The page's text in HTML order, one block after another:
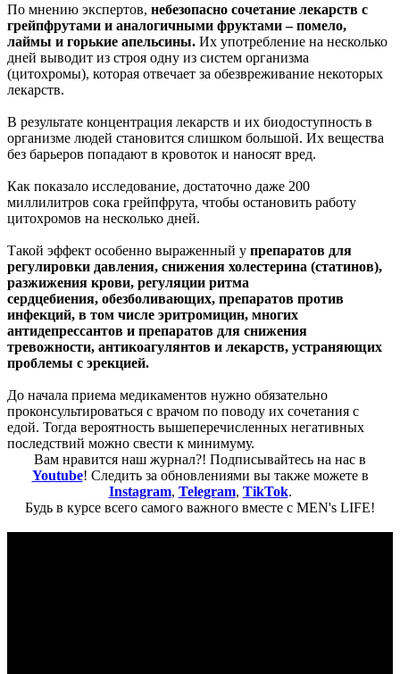
По мнению экспертов, небезопасно сочетание лекарств с
грейпфрутами и аналогичными фруктами – помело,
лаймы и горькие апельсины. Их употребление на несколько
дней выводит из строя одну из систем организма
(цитохромы), которая отвечает за обезвреживание некоторых
лекарств.
В результате концентрация лекарств и их биодоступность в
организме людей становится слишком большой. Их вещества
без барьеров попадают в кровоток и наносят вред.
Как показало исследование, достаточно даже 200
миллилитров сока грейпфрута, чтобы остановить работу
цитохромов на несколько дней.
Такой эффект особенно выраженный у препаратов для
регулировки давления, снижения холестерина (статинов),
разжижения крови, регуляции ритма
сердцебиения, обезболивающих, препаратов против
инфекций, в том числе эритромицин, многих
антидепрессантов и препаратов для снижения
тревожности, антикоагулянтов и лекарств, устраняющих
проблемы с эрекцией.
До начала приема медикаментов нужно обязательно
проконсультироваться с врачом по поводу их сочетания с
едой. Тогда вероятность вышеперечисленных негативных
последствий можно свести к минимуму.
Вам нравится наш журнал?! Подписывайтесь на нас в
Youtube! Следить за обновлениями вы также можете в
Instagram, Telegram, TikTok.
Будь в курсе всего самого важного вместе с MEN's LIFE!